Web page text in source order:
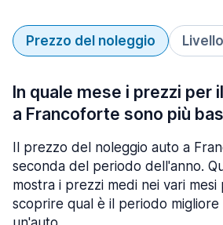
Prezzo del noleggio
In quale mese i prezzi per
a Francoforte sono più
Il prezzo del noleggio auto a
seconda del periodo dell'anno.
mostra i prezzi medi nei vari
scoprire qual è il periodo